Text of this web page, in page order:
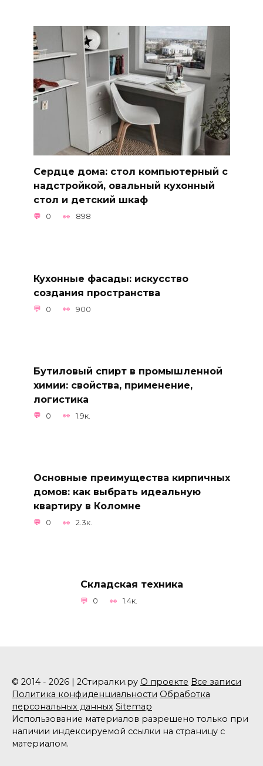
Сердце дома: стол компьютерный с
надстройкой, овальный кухонный
стол и детский шкаф
0 898
Кухонные фасады: искусство
создания пространства
0 900
Бутиловый спирт в промышленной
химии: свойства, применение,
логистика
0 1.9к.
Основные преимущества кирпичных
домов: как выбрать идеальную
квартиру в Коломне
0 2.3к.
Складская техника
0 1.4к.
© 2014 - 2026 | 2Стиралки.ру О проекте Все записи
Политика конфиденциальности Обработка
персональных данных Sitemap
Использование материалов разрешено только при
наличии индексируемой ссылки на страницу с
материалом.